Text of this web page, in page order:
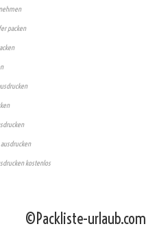
packen
kostenlos
©Packliste-urlaub.com